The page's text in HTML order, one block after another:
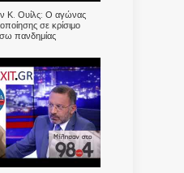
Κ. Ουίλς: Ο αγώνας
σε κρίσιμο
πανδημίας